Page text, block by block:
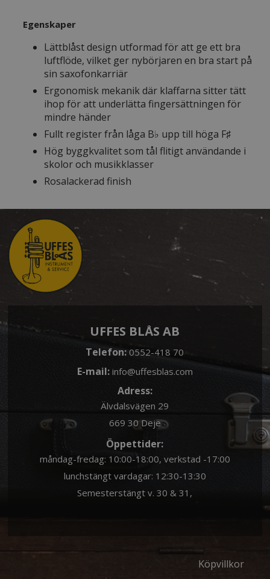
Egenskaper
Lättblåst design utformad för att ge ett bra
luftflöde, vilket ger nybörjaren en bra start på
sin saxofonkarriär
Ergonomisk mekanik där klaffarna sitter tätt
ihop för att underlätta fingersättningen för
mindre händer
Fullt register från låga B♭ upp till höga F♯
Hög byggkvalitet som tål flitigt användande i
skolor och musikklasser
Rosalackerad finish
UFFES BLÅS AB
Telefon:0552-418 70
E-mail: info@uffesblas.com
Adress:
Älvdalsvägen 29
669 30 Deje
Öppettider:
måndag-fredag: 10:00-18:00, verkstad -17:00
lunchstängt vardagar: 12:30-13:30
Semesterstängt v. 30 & 31,
Köpvillkor